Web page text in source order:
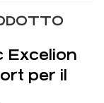
Excelion
per il